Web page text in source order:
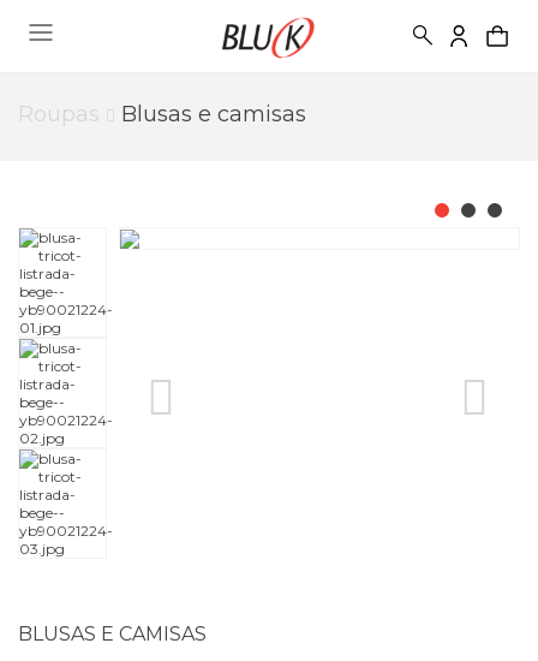
Roupas Blusas e camisas
BLUSAS E CAMISAS